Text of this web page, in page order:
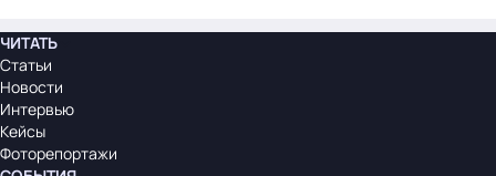
ЧИТАТЬ
Статьи
Новости
Интервью
Кейсы
Фоторепортажи